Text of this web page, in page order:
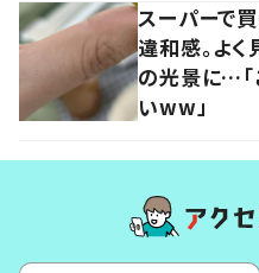
スーパーで
違和感。よく
の光景に…「
いww」